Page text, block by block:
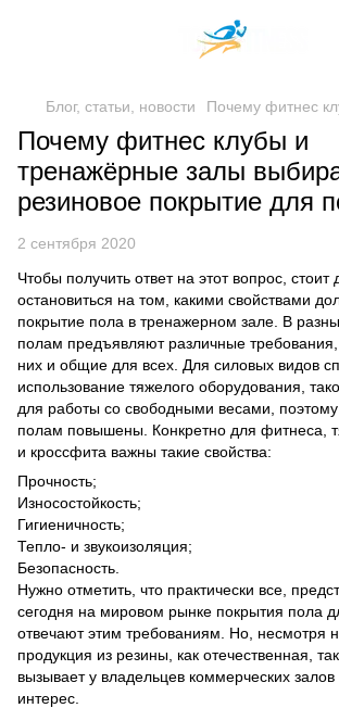
Блог, статьи, новости Почему фитнес
Почему фитнес клубы и
тренажёрные залы
резиновое покрытие для
2 сентября 2020
Чтобы получить ответ на этот вопрос, стоит
остановиться на том, какими свойствами
покрытие пола в тренажерном зале. В
полам предъявляют различные требования,
них и общие для всех. Для силовых видов
использование тяжелого оборудования,
для работы со свободными весами,
полам повышены. Конкретно для фитнеса,
и кроссфита важны такие свойства:
Прочность;
Износостойкость;
Гигиеничность;
Тепло- и звукоизоляция;
Безопасность.
Нужно отметить, что практически все,
сегодня на мировом рынке покрытия пола
отвечают этим требованиям. Но, несмотря
продукция из резины, как отечественная,
вызывает у владельцев коммерческих
интерес.